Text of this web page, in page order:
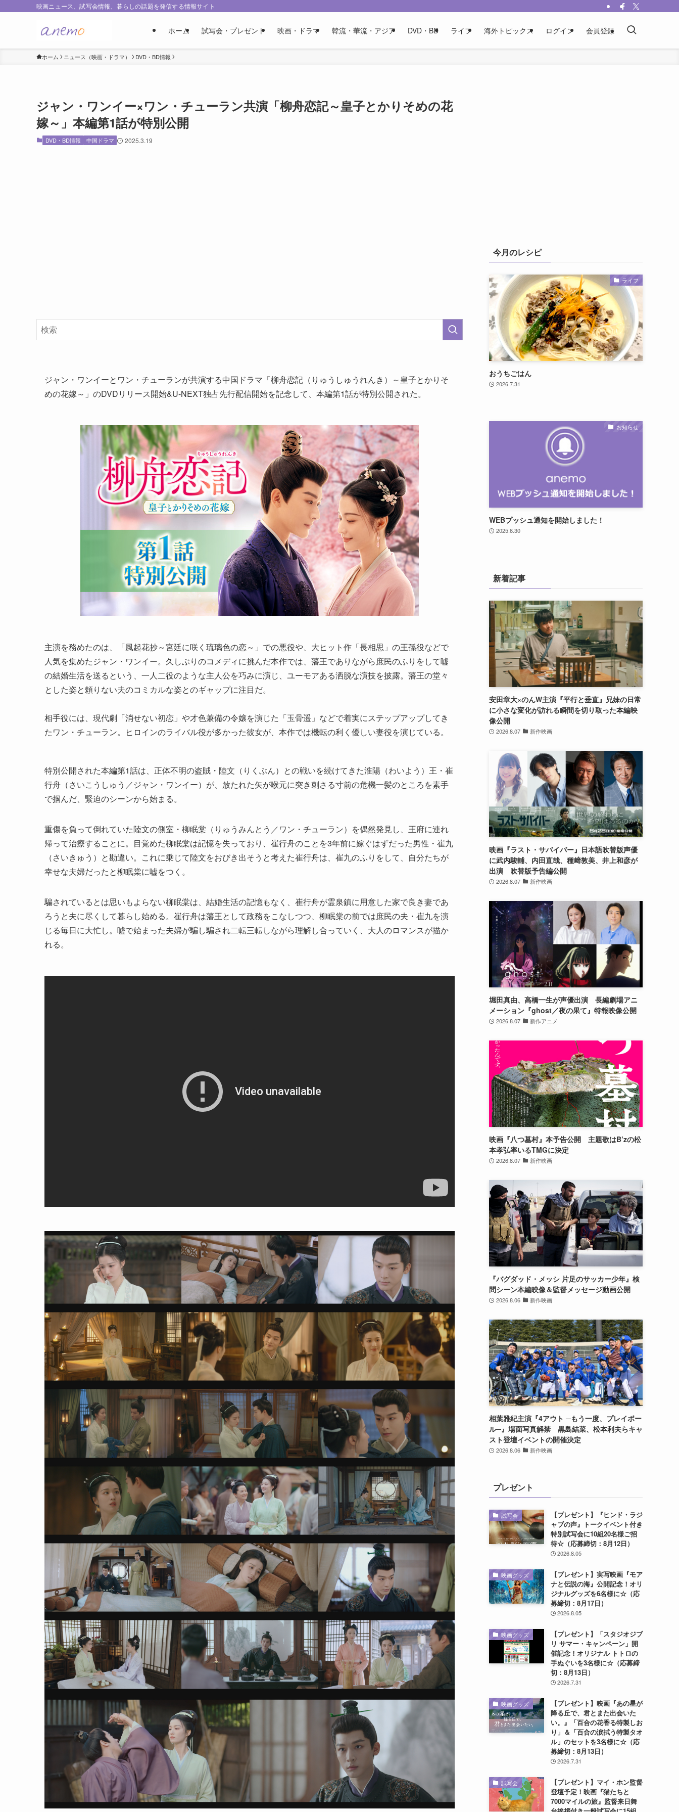
映画ニュース、試写会情報、暮らしの話題を発信する情報サイト
ホーム 試写会・プレゼント 映画・ドラマ 韓流・華流・アジア DVD・BD ライフ 海外トピックス ログイン 会員登録
ホーム ニュース（映画・ドラマ） DVD・BD情報
ジャン・ワンイー×ワン・チューラン共演「柳舟恋記～皇子とかりそめの花
嫁～」本編第1話が特別公開
DVD・BD情報 中国ドラマ 2025.3.19
ジャン・ワンイーとワン・チューランが共演する中国ドラマ「柳舟恋記（りゅうしゅうれんき）～皇子とかりそ
めの花嫁～」のDVDリリース開始&U-NEXT独占先行配信開始を記念して、本編第1話が特別公開された。
主演を務めたのは、「風起花抄～宮廷に咲く琉璃色の恋～」での悪役や、大ヒット作「長相思」の王孫役などで
人気を集めたジャン・ワンイー。久しぶりのコメディに挑んだ本作では、藩王でありながら庶民のふりをして嘘
の結婚生活を送るという、一人二役のような主人公を巧みに演じ、ユーモアある洒脱な演技を披露。藩王の堂々
とした姿と頼りない夫のコミカルな姿とのギャップに注目だ。
相手役には、現代劇「消せない初恋」や才色兼備の令嬢を演じた「玉骨遥」などで着実にステップアップしてき
たワン・チューラン。ヒロインのライバル役が多かった彼女が、本作では機転の利く優しい妻役を演じている。
特別公開された本編第1話は、正体不明の盗賊・陸文（りくぶん）との戦いを続けてきた淮陽（わいよう）王・崔
行舟（さいこうしゅう／ジャン・ワンイー）が、放たれた矢が喉元に突き刺さる寸前の危機一髪のところを素手
で掴んだ、緊迫のシーンから始まる。
重傷を負って倒れていた陸文の側室・柳眠棠（りゅうみんとう／ワン・チューラン）を偶然発見し、王府に連れ
帰って治療することに。目覚めた柳眠棠は記憶を失っており、崔行舟のことを3年前に嫁ぐはずだった男性・崔九
（さいきゅう）と勘違い。これに乗じて陸文をおびき出そうと考えた崔行舟は、崔九のふりをして、自分たちが
幸せな夫婦だったと柳眠棠に嘘をつく。
騙されているとは思いもよらない柳眠棠は、結婚生活の記憶もなく、崔行舟が霊泉鎮に用意した家で良き妻であ
ろうと夫に尽くして暮らし始める。崔行舟は藩王として政務をこなしつつ、柳眠棠の前では庶民の夫・崔九を演
じる毎日に大忙し。嘘で始まった夫婦が騙し騙され二転三転しながら理解し合っていく、大人のロマンスが描か
れる。
今月のレシピ
ライフ
おうちごはん
2026.7.31
お知らせ
WEBプッシュ通知を開始しました！
2025.6.30
新着記事
安田章大×のんW主演『平行と垂直』兄妹の日常
に小さな変化が訪れる瞬間を切り取った本編映
像公開
2026.8.07 新作映画
映画『ラスト・サバイバー』日本語吹替版声優
に武内駿輔、内田直哉、種﨑敦美、井上和彦が
出演 吹替版予告編公開
2026.8.07 新作映画
堀田真由、高橋一生が声優出演 長編劇場アニ
メーション『ghost／夜の果て』特報映像公開
2026.8.07 新作アニメ
映画『八つ墓村』本予告公開 主題歌はB’zの松
本孝弘率いるTMGに決定
2026.8.07 新作映画
『バグダッド・メッシ 片足のサッカー少年』検
問シーン本編映像＆監督メッセージ動画公開
2026.8.06 新作映画
相葉雅紀主演『4アウト ─もう一度、プレイボー
ル─』場面写真解禁 黒島結菜、松本利夫らキャ
スト登壇イベントの開催決定
2026.8.06 新作映画
プレゼント
試写会
【プレゼント】『ヒンド・ラジ
ャブの声』トークイベント付き
特別試写会に10組20名様ご招
待☆（応募締切：8月12日）
2026.8.05
映画グッズ
【プレゼント】実写映画『モア
ナと伝説の海』公開記念！オリ
ジナルグッズを6名様に☆（応
募締切：8月17日）
2026.8.05
映画グッズ
【プレゼント】「スタジオジブ
リ サマー・キャンペーン」開
催記念！オリジナル トトロの
手ぬぐいを3名様に☆（応募締
切：8月13日）
2026.7.31
映画グッズ
【プレゼント】映画『あの星が
降る丘で、君とまた出会いた
い。』「百合の花香る特製しお
り」＆「百合の涙拭う特製タオ
ル」のセットを3名様に☆（応
募締切：8月13日）
2026.7.31
試写会
【プレゼント】マイ・ホン監督
登壇予定！映画『猫たちと
7000マイルの旅』監督来日舞